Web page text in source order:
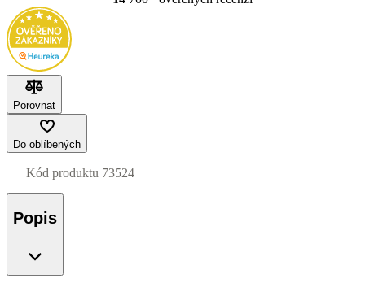
Porovnat
Do oblíbených
Kód produktu 73524
Popis